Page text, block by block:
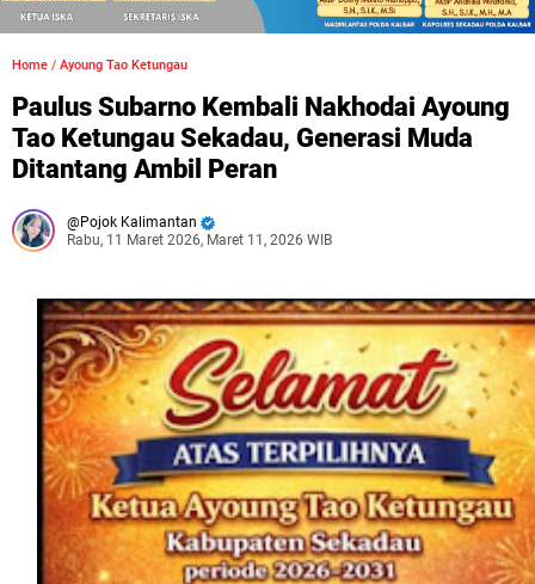
Home / Ayoung Tao Ketungau
Paulus Subarno Kembali Nakhodai Ayoung
Tao Ketungau Sekadau, Generasi Muda
Ditantang Ambil Peran
Pojok Kalimantan
Rabu, 11 Maret 2026, Maret 11, 2026 WIB